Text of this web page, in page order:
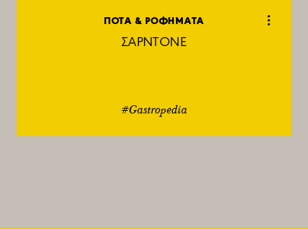
ΠΟΤΑ & ΡΟΦΗΜΑΤΑ
ΣΑΡΝΤΟΝΕ
#Gastropedia